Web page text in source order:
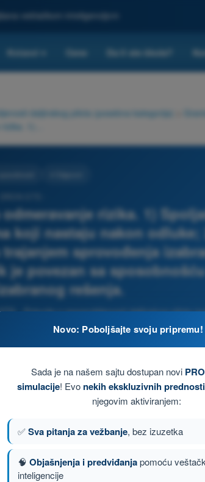
veštačkom inteligencijom
Kvizovi Cene Da li ste škola?
daljinskog pilota (posebna kategorija)
rizika. 1)
koji nastaju nakon odluke;
sprovođenja
je povezan sa sposobnošću
rešenja.
- Potvrda o osposobljenosti daljinskog pilota
Novo: Poboljšajte svoju pripremu!
Sada je na našem sajtu dostupan novi
simulacije! Evo nekih ekskluzivnih prednosti
njegovim aktiviranjem:
✅Sva pitanja za vežbanje, bez izuzetka
🧠 Objašnjenja i predviđanjapomoću
inteligencije